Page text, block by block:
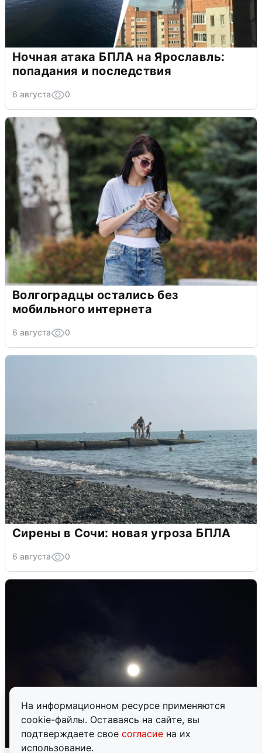
На информационном ресурсе применяются
cookie-файлы. Оставаясь на сайте, вы
подтверждаете свое согласие на их
использование.
Ночная атака БПЛА на Ярославль:
попадания и последствия
6 августа 0
Волгоградцы остались без
мобильного интернета
6 августа 0
Сирены в Сочи: новая угроза БПЛА
6 августа 0